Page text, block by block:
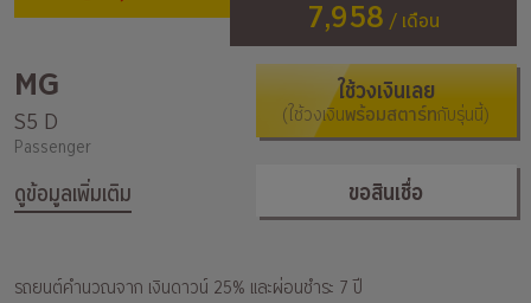
7,958 / เดือน
MG
S5 D
Passenger
ดูข้อมูลเพิ่มเติม
ใช้วงเงินเลย
(ใช้วงเงินพร้อมสตาร์ทกับรุ่นนี้)
ขอสินเชื่อ
รถยนต์คำนวณจาก เงินดาวน์ 25% และผ่อนชำระ 7 ปี